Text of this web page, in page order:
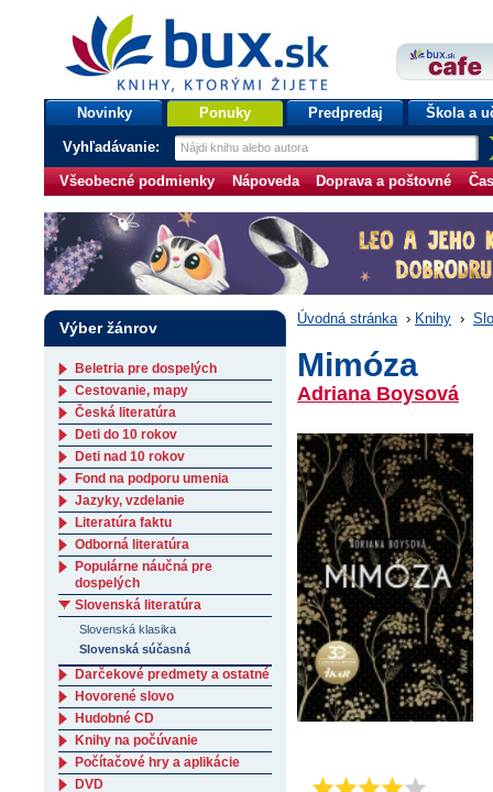
bux.sk
knihy, ktorými žijete
Úvodná stránka
Novinky Ponuky Predpredaj Škola a
Vyhľadávanie:
Všeobecné podmienky Nápoveda Doprava a poštovné
Úvodná stránka › Knihy ›
Mimóza
Adriana Boysová
Priemer:
3.57142857142857
Výber žánrov
Beletria pre dospelých
Cestovanie, mapy
Česká literatúra
Deti do 10 rokov
Deti nad 10 rokov
Fond na podporu umenia
Jazyky, vzdelanie
Literatúra faktu
Odborná literatúra
Populárne náučná pre
dospelých
Slovenská literatúra
Slovenská klasika
Slovenská súčasná
Darčekové predmety a ostatné
Hovorené slovo
Hudobné CD
Knihy na počúvanie
Počítačové hry a aplikácie
DVD